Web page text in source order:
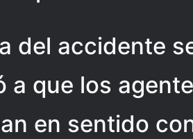
del accidente
a que los
en sentido